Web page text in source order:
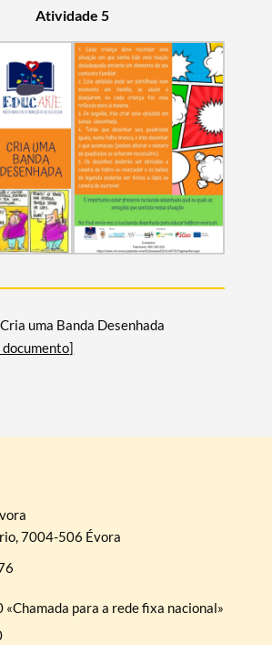
Atividade 5
uma Banda Desenhada
7004-506 Évora
para a rede fixa nacional»